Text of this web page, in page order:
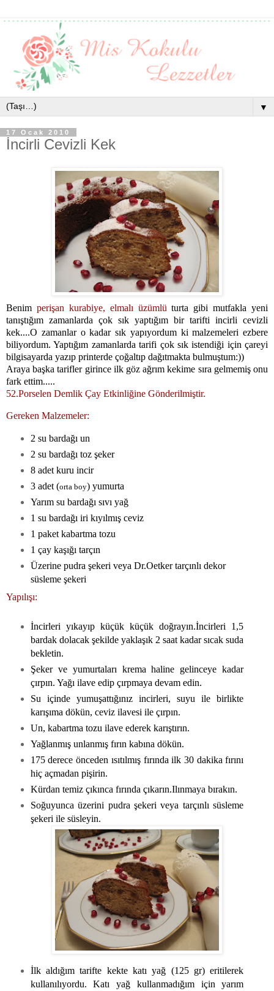
▼
17 Ocak 2010
İncirli Cevizli Kek
Benim perişan kurabiye, elmalı üzümlüturta gibi mutfakla yeni
tanıştığım zamanlarda çok sık yaptığım bir tarifti incirli cevizli
kek....O zamanlar o kadar sık yapıyordum ki malzemeleri ezbere
biliyordum. Yaptığım zamanlarda tarifi çok sık istendiği için çareyi
bilgisayarda yazıp printerde çoğaltıp dağıtmakta bulmuştum:))
Araya başka tarifler girince ilk göz ağrım kekime sıra gelmemiş onu
fark ettim.....
52.Porselen Demlik Çay Etkinliğine Gönderilmiştir.
Gereken Malzemeler:
2 su bardağı un
2 su bardağı toz şeker
8 adet kuru incir
3 adet (orta boy) yumurta
Yarım su bardağı sıvı yağ
1 su bardağı iri kıyılmış ceviz
1 paket kabartma tozu
1 çay kaşığı tarçın
Üzerine pudra şekeri veya Dr.Oetker tarçınlı dekor
süsleme şekeri
Yapılışı:
İncirleri yıkayıp küçük küçük doğrayın.İncirleri 1,5
bardak dolacak şekilde yaklaşık 2 saat kadar sıcak suda
bekletin.
Şeker ve yumurtaları krema haline gelinceye kadar
çırpın. Yağı ilave edip çırpmaya devam edin.
Su içinde yumuşattığınız incirleri, suyu ile birlikte
karışıma dökün, ceviz ilavesi ile çırpın.
Un, kabartma tozu ilave ederek karıştırın.
Yağlanmış unlanmış fırın kabına dökün.
175 derece önceden ısıtılmış fırında ilk 30 dakika fırını
hiç açmadan pişirin.
Kürdan temiz çıkınca fırında çıkarın.Ilınmaya bırakın.
Soğuyunca üzerini pudra şekeri veya tarçınlı süsleme
şekeri ile süsleyin.
İlk aldığım tarifte kekte katı yağ (125 gr) eritilerek
kullanılıyordu. Katı yağ kullanmadığım için yarım